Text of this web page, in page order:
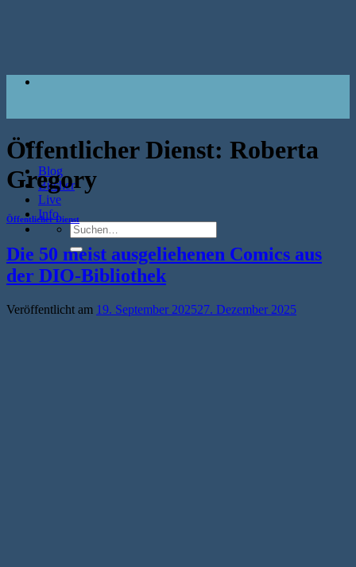
Blog
Bücher
Live
Info
Suche
nach:
Öffentlicher Dienst: Roberta
Gregory
Öffentlicher Dienst
Die 50 meist ausgeliehenen Comics aus
der DIO-Bibliothek
Veröffentlicht am 19. September 202527. Dezember 2025